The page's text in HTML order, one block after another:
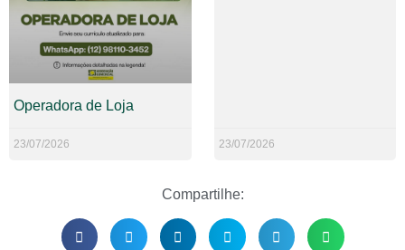
Operadora de Loja
23/07/2026 23/07/2026
Compartilhe: